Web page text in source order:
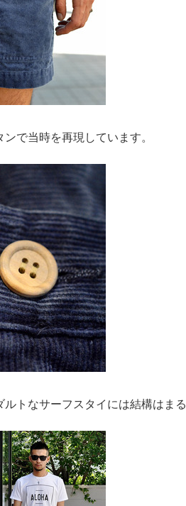
で当時を再現しています。
トなサーフスタイには結構はまる